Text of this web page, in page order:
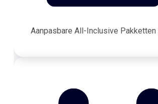
Aanpasbare All-Inclusive Pakketten